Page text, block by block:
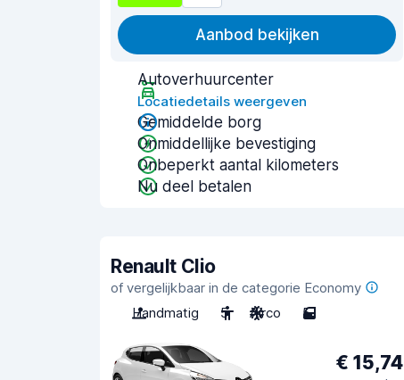
Aanbod bekijken
Autoverhuurcenter
Locatiedetails weergeven
Gemiddelde borg
Onmiddellijke bevestiging
Onbeperkt aantal kilometers
Nu deel betalen
Renault Clio
of vergelijkbaar in de categorie Economy
Handmatig
5 Airco 5
€ 15,74